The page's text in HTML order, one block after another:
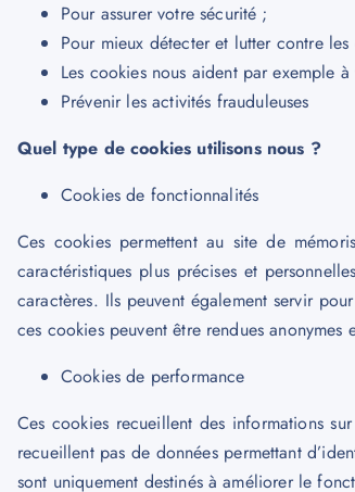
Pour assurer votre sécurité ;
Pour mieux détecter et lutter contre
Les cookies nous aident par exemple
Prévenir les activités frauduleuses
Quel type de cookies utilisons nous ?
Cookies de fonctionnalités
Ces cookies permettent au site de
caractéristiques plus précises et
caractères. Ils peuvent également servir
ces cookies peuvent être rendues anonymes
Cookies de performance
Ces cookies recueillent des informations
recueillent pas de données permettant
sont uniquement destinés à améliorer le